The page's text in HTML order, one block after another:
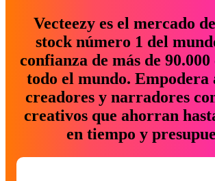
Vecteezy es el mercado
stock número 1 del
confianza de más de
todo el mundo. Empodera
creadores y narradores
creativos que ahorran
en tiempo y